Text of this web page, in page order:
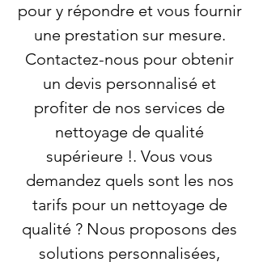
pour y répondre et vous fournir
une prestation sur mesure.
Contactez-nous pour obtenir
un devis personnalisé et
profiter de nos services de
nettoyage de qualité
supérieure !. Vous vous
demandez quels sont les nos
tarifs pour un nettoyage de
qualité ? Nous proposons des
solutions personnalisées,